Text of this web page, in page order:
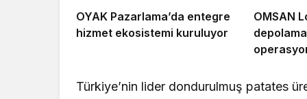
OYAK Pazarlama’da entegre
hizmet ekosistemi kuruluyor
OMSAN
depolama
Türkiye’nin lider dondurulmuş patates